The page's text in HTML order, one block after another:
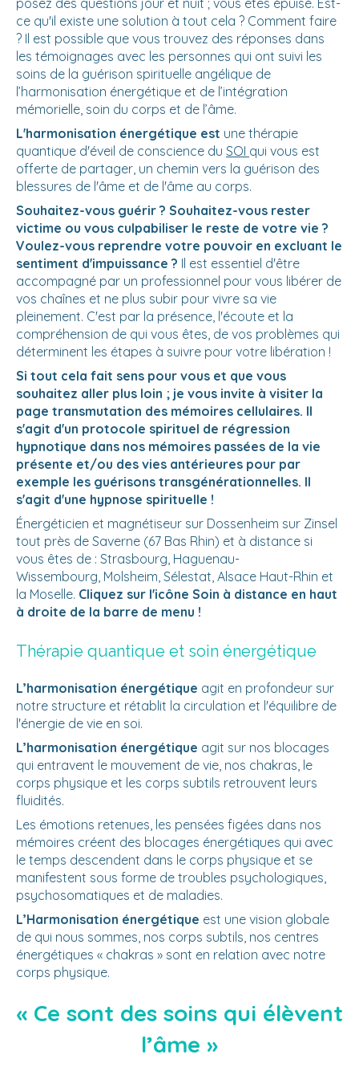
ce qu'il existe une solution à tout cela ? Comment faire
? Il est possible que vous trouvez des réponses dans
les témoignages avec les personnes qui ont suivi les
soins de la guérison spirituelle angélique de
l’harmonisation énergétique et de l’intégration
mémorielle, soin du corps et de l’âme.
L'harmonisation énergétique est une thérapie
quantique d'éveil de conscience du SOI qui vous est
offerte de partager, un chemin vers la guérison des
blessures de l'âme et de l'âme au corps.
Souhaitez-vous guérir ? Souhaitez-vous rester
victime ou vous culpabiliser le reste de votre vie ?
Voulez-vous reprendre votre pouvoir en excluant le
sentiment d'impuissance ? Il est essentiel d'être
accompagné par un professionnel pour vous libérer de
vos chaînes et ne plus subir pour vivre sa vie
pleinement. C'est par la présence, l'écoute et la
compréhension de qui vous êtes, de vos problèmes qui
déterminent les étapes à suivre pour votre libération !
Si tout cela fait sens pour vous et que vous
souhaitez aller plus loin ; je vous invite à visiter la
page transmutation des mémoires cellulaires. Il
s'agit d'un protocole spirituel de régression
hypnotique dans nos mémoires passées de la vie
présente et/ou des vies antérieures pour par
exemple les guérisons transgénérationnelles. Il
s'agit d'une hypnose spirituelle !
Énergéticien et magnétiseur sur Dossenheim sur Zinsel
tout près de Saverne (67 Bas Rhin) et à distance si
vous êtes de : Strasbourg, Haguenau-
Wissembourg, Molsheim, Sélestat, Alsace Haut-Rhin et
la Moselle. Cliquez sur l'icône Soin à distance en haut
à droite de la barre de menu !
Thérapie quantique et soin énergétique
L’harmonisation énergétique agit en profondeur sur
notre structure et rétablit la circulation et l'équilibre de
l'énergie de vie en soi.
L’harmonisation énergétique agit sur nos blocages
qui entravent le mouvement de vie, nos chakras, le
corps physique et les corps subtils retrouvent leurs
fluidités.
Les émotions retenues, les pensées figées dans nos
mémoires créent des blocages énergétiques qui avec
le temps descendent dans le corps physique et se
manifestent sous forme de troubles psychologiques,
psychosomatiques et de maladies.
L’Harmonisation énergétique est une vision globale
de qui nous sommes, nos corps subtils, nos centres
énergétiques « chakras » sont en relation avec notre
corps physique.
« Ce sont des soins qui élèvent
l’âme »